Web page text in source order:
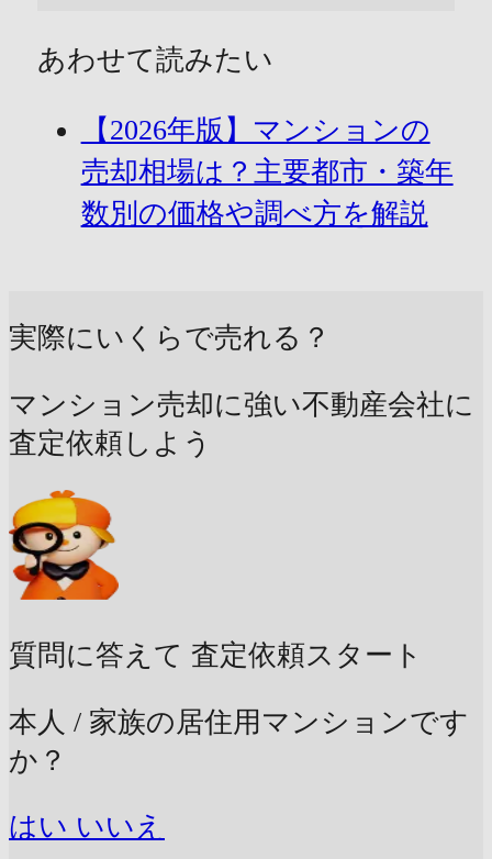
あわせて読みたい
【2026年版】マンションの
売却相場は？主要都市・築年
数別の価格や調べ方を解説
実際にいくらで売れる？
マンション売却に強い不動産会社に
査定依頼しよう
質問に答えて 査定依頼スタート
本人 / 家族の居住用マンションです
か？
はい いいえ